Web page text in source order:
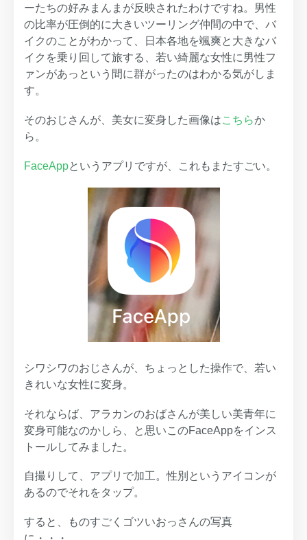
ーたちの好みまんまが反映されたわけですね。男性
の比率が圧倒的に大きいツーリング仲間の中で、バ
イクのことがわかって、日本各地を颯爽と大きなバ
イクを乗り回して旅する、若い綺麗な女性に男性フ
ァンがあっという間に群がったのはわかる気がしま
す。
そのおじさんが、美女に変身した画像はこちらか
ら。
FaceAppというアプリですが、これもまたすごい。
シワシワのおじさんが、ちょっとした操作で、若い
きれいな女性に変身。
それならば、アラカンのおばさんが美しい美青年に
変身可能なのかしら、と思いこのFaceAppをインス
トールしてみました。
自撮りして、アプリで加工。性別というアイコンが
あるのでそれをタップ。
すると、ものすごくゴツいおっさんの写真